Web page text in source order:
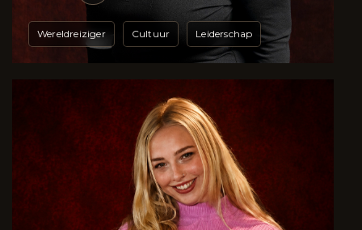
Wereldreiziger Cultuur Leiderschap